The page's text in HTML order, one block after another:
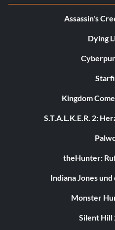
Assassin's
Dying
Kingdom
S.T.A.L.K.E.R. 2:
theHunter:
Indiana Jones
Monster
Silent Hill